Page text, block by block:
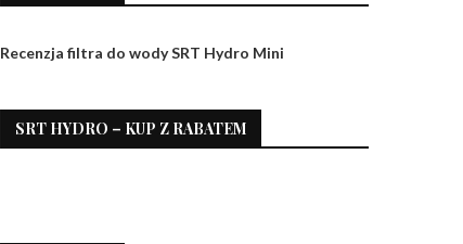
Recenzja filtra do wody SRT Hydro Mini
SRT HYDRO – KUP Z RABATEM